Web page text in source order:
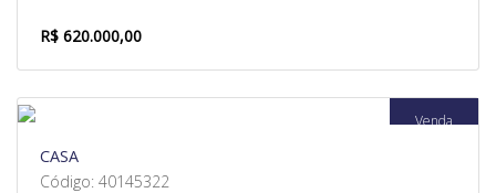
R$ 620.000,00
Venda
CASA
Código: 40145322